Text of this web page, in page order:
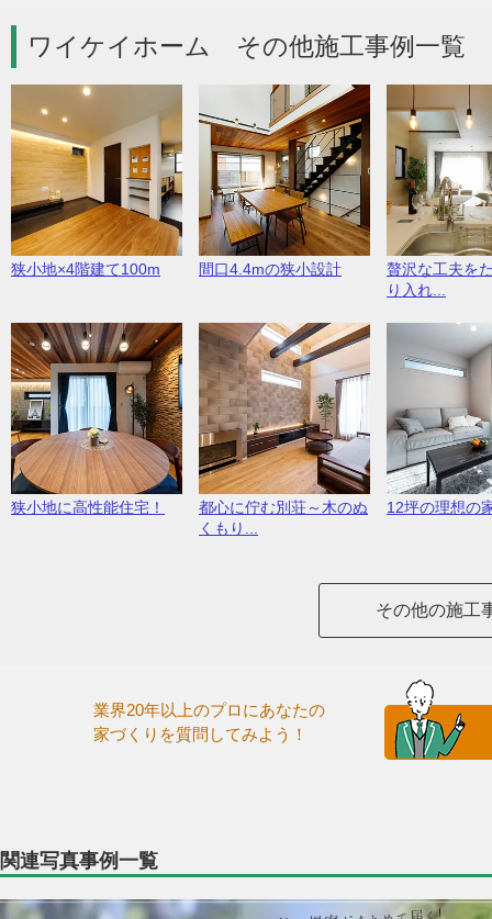
ワイケイホーム その他施工事例一覧
狭小地×4階建て100m 間口4.4mの狭小設計
贅沢な工夫を
り入れ...
狭小地に高性能住宅！
都心に佇む別荘～木のぬ
くもり...
12坪の理想の
その他の施工
業界20年以上のプロにあなたの
家づくりを質問してみよう！
関連写真事例一覧